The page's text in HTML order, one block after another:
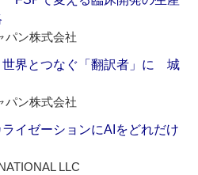
パン株式会社
世界とつなぐ「翻訳者」に 城
パン株式会社
イゼーションにAIをどれだけ
LLC